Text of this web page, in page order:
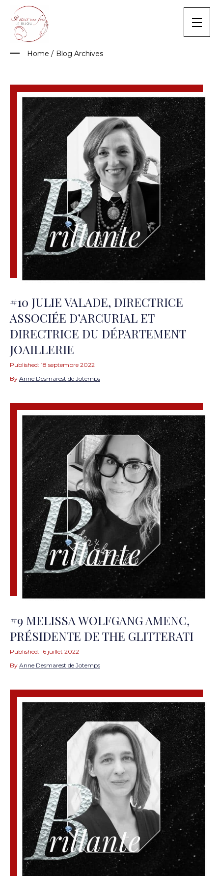
content
Home / Blog Archives
#10 JULIE VALADE, DIRECTRICE
ASSOCIÉE D’ARCURIAL ET
DIRECTRICE DU DÉPARTEMENT
JOAILLERIE
Published: 18 septembre 2022
By Anne Desmarest de Jotemps
#9 MELISSA WOLFGANG AMENC,
PRÉSIDENTE DE THE GLITTERATI
Published: 16 juillet 2022
By Anne Desmarest de Jotemps